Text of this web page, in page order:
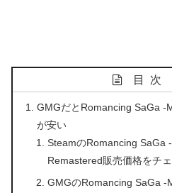
目次
GMGだとRomancing SaGa -
が安い
SteamのRomancing SaGa
Remastered販売価格をチ
GMGのRomancing SaGa -